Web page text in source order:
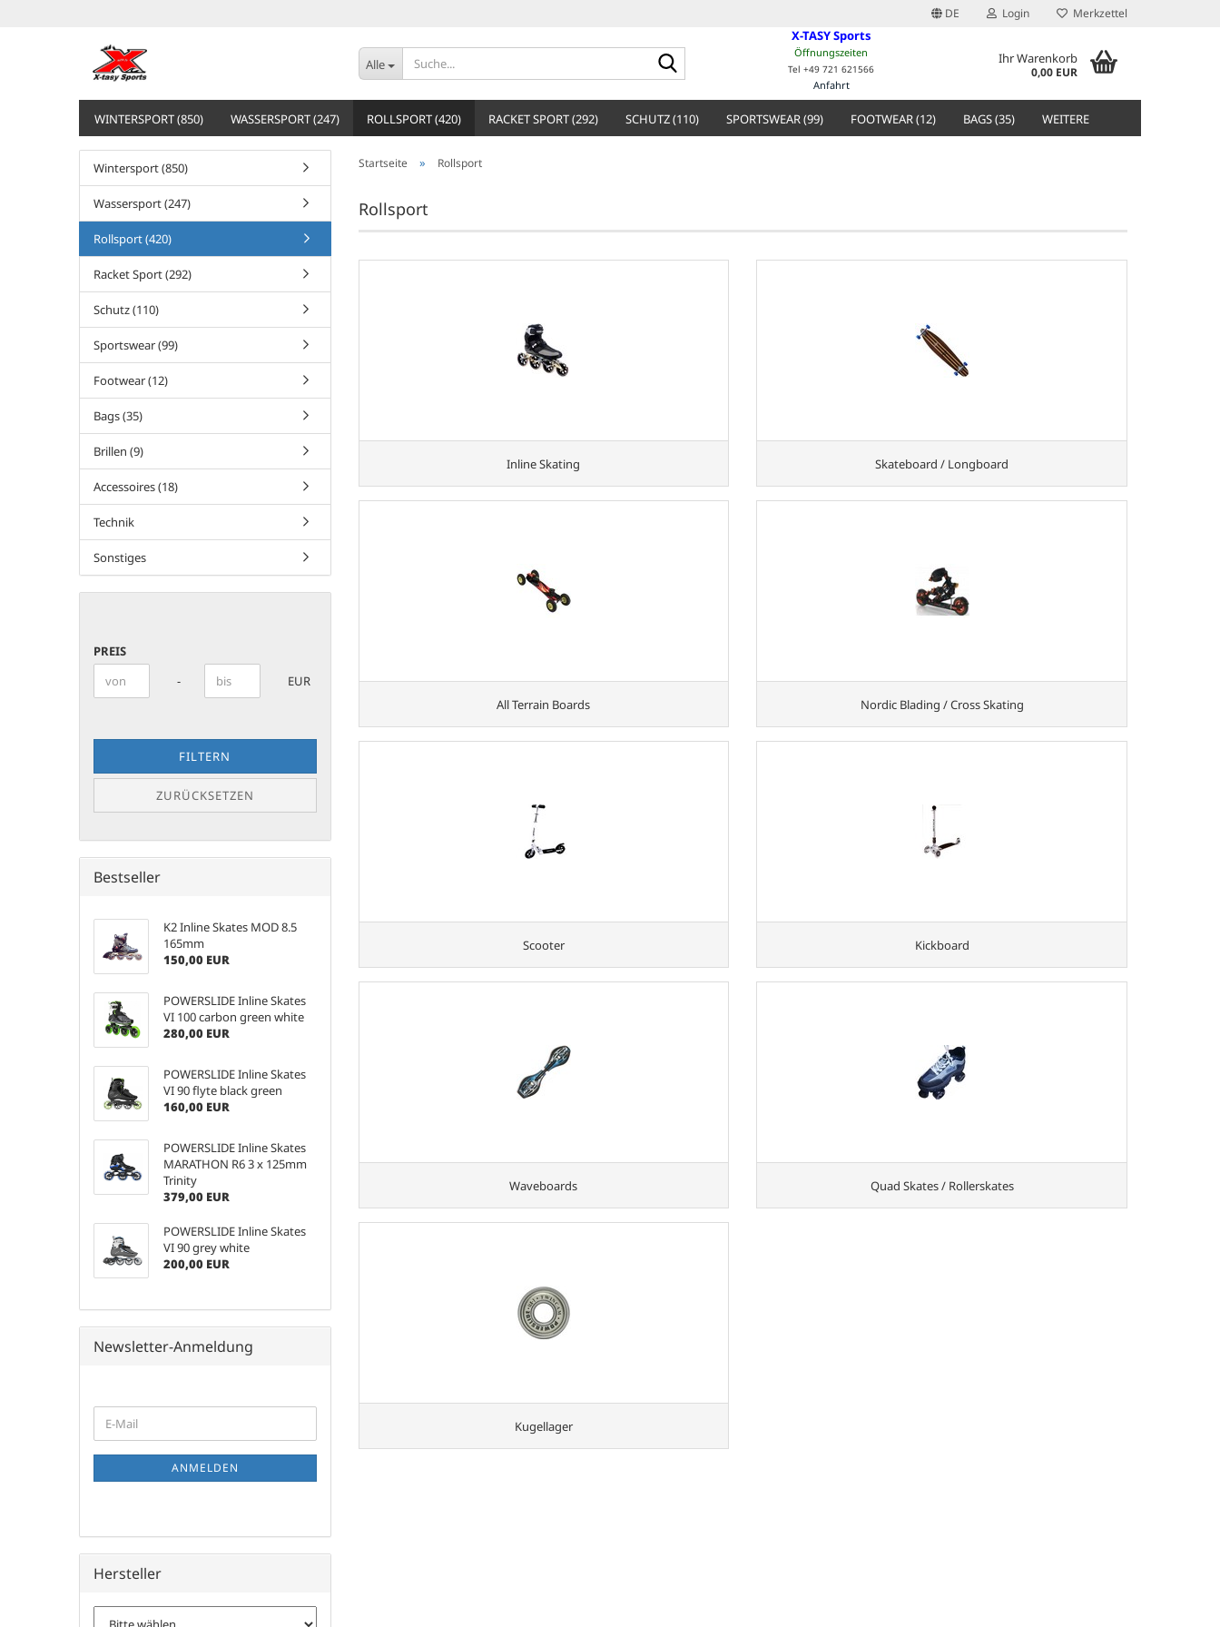
DE Login Merkzettel
Alle
X-TASY Sports
Öffnungszeiten
Tel +49 721 621566
Anfahrt
Ihr Warenkorb
0,00 EUR
WINTERSPORT (850) WASSERSPORT (247) ROLLSPORT (420) RACKET SPORT (292) SCHUTZ (110) SPORTSWEAR (99) FOOTWEAR (12) BAGS (35) WEITERE
Startseite » Rollsport
Rollsport
Inline Skating Skateboard / Longboard
All Terrain Boards Nordic Blading / Cross Skating
Scooter Kickboard
Waveboards Quad Skates / Rollerskates
Kugellager
Wintersport (850)
Wassersport (247)
Rollsport (420)
Racket Sport (292)
Schutz (110)
Sportswear (99)
Footwear (12)
Bags (35)
Brillen (9)
Accessoires (18)
Technik
Sonstiges
PREIS
Preis bis
- EUR
FILTERN
ZURÜCKSETZEN
Bestseller
K2 Inline Skates MOD 8.5
165mm
150,00 EUR
POWERSLIDE Inline Skates
VI 100 carbon green white
280,00 EUR
POWERSLIDE Inline Skates
VI 90 flyte black green
160,00 EUR
POWERSLIDE Inline Skates
MARATHON R6 3 x 125mm
Trinity
379,00 EUR
POWERSLIDE Inline Skates
VI 90 grey white
200,00 EUR
Newsletter-Anmeldung
ZUR
NEWSLETTER-
E-
Mail
ANMELDEN
Hersteller